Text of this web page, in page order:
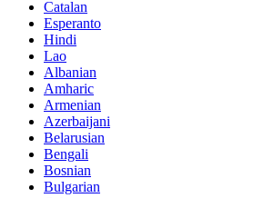
Catalan
Esperanto
Hindi
Lao
Albanian
Amharic
Armenian
Azerbaijani
Belarusian
Bengali
Bosnian
Bulgarian